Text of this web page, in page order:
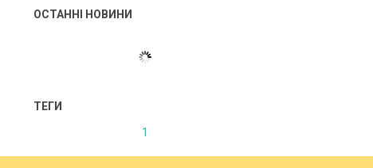
ОСТАННІ НОВИНИ
ТЕГИ
1